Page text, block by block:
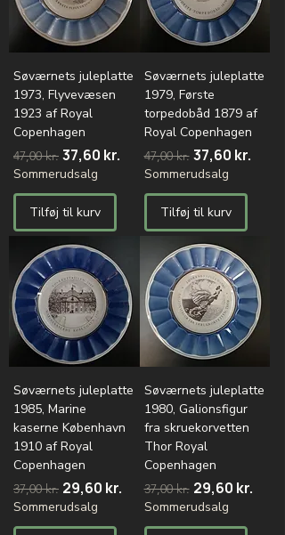
Søværnets juleplatte
1973, Flyvevæsen
1923 af Royal
Copenhagen
Regulær pris
47,00 kr. Salgspris
37,60 kr.
Sommerudsalg
Tilføj til kurv
Søværnets juleplatte
1979, Første
torpedobåd 1879 af
Royal Copenhagen
Regulær pris
47,00 kr. Salgspris
37,60 kr.
Sommerudsalg
Tilføj til kurv
Søværnets juleplatte
1985, Marine
kaserne København
1910 af Royal
Copenhagen
Regulær pris
37,00 kr. Salgspris
29,60 kr.
Sommerudsalg
Søværnets juleplatte
1980, Galionsfigur
fra skruekorvetten
Thor Royal
Copenhagen
Regulær pris
37,00 kr. Salgspris
29,60 kr.
Sommerudsalg